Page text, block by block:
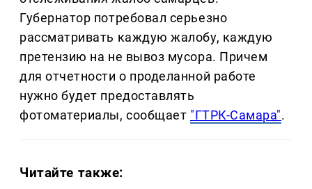
Губернатор потребовал серьезно
рассматривать каждую жалобу, каждую
претензию на не вывоз мусора. Причем
для отчетности о проделанной работе
нужно будет предоставлять
фотоматериалы, сообщает "ГТРК-Самара".
Читайте также: